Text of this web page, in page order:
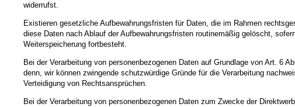
widerrufst.
Existieren gesetzliche Aufbewahrungsfristen für Daten, die im Rahmen
diese Daten nach Ablauf der Aufbewahrungsfristen routinemäßig gelöscht,
Weiterspeicherung fortbesteht.
Bei der Verarbeitung von personenbezogenen Daten auf Grundlage von Art. 6
denn, wir können zwingende schutzwürdige Gründe für die Verarbeitung
Verteidigung von Rechtsansprüchen.
Bei der Verarbeitung von personenbezogenen Daten zum Zwecke der